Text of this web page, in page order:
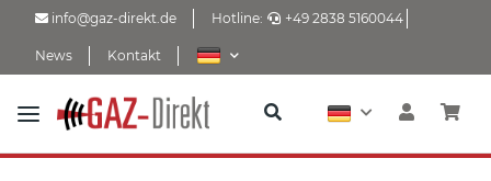
info@gaz-direkt.de Hotline: +49 2838 5160044
News Kontakt